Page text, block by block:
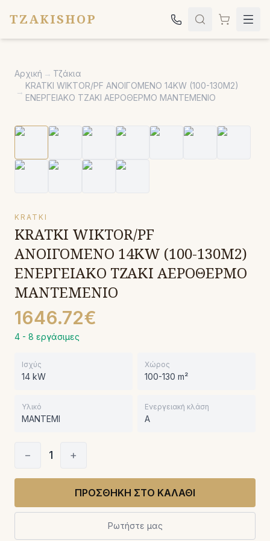
TZAKISHOP
Σόμπες
Ψησταριές
Κήπος
Αρχική → Τζάκια
→
KRATKI WIKTOR/PF ΑΝΟΙΓΟΜΕΝΟ 14KW (100-130M2)
ΕΝΕΡΓΕΙΑΚΟ ΤΖΑΚΙ ΑΕΡΟΘΕΡΜΟ ΜΑΝΤΕΜΕΝΙΟ
KRATKI
KRATKI WIKTOR/PF
ΑΝΟΙΓΟΜΕΝΟ 14KW (100-130M2)
ΕΝΕΡΓΕΙΑΚΟ ΤΖΑΚΙ ΑΕΡΟΘΕΡΜΟ
ΜΑΝΤΕΜΕΝΙΟ
1646.72€
4 - 8 εργάσιμες
Ισχύς
14 kW
Χώρος
100-130 m²
Υλικό
ΜΑΝΤΕΜΙ
Ενεργειακή κλάση
A
− 1 +
ΠΡΟΣΘΗΚΗ ΣΤΟ ΚΑΛΑΘΙ
Ρωτήστε μας